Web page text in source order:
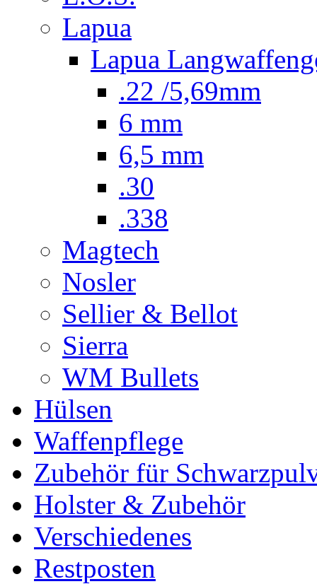
Lapua
Lapua
.22 /5,69mm
6 mm
6,5 mm
.30
.338
Magtech
Nosler
Sellier & Bellot
Sierra
WM Bullets
Hülsen
Waffenpflege
Zubehör für
Holster & Zubehör
Verschiedenes
Restposten